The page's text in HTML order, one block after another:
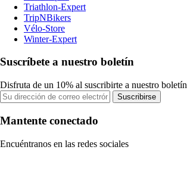
Triathlon-Expert
TripNBikers
Vélo-Store
Winter-Expert
Suscríbete a nuestro boletín
Disfruta de un 10% al suscribirte a nuestro boletín
Suscribirse
Mantente conectado
Encuéntranos en las redes sociales